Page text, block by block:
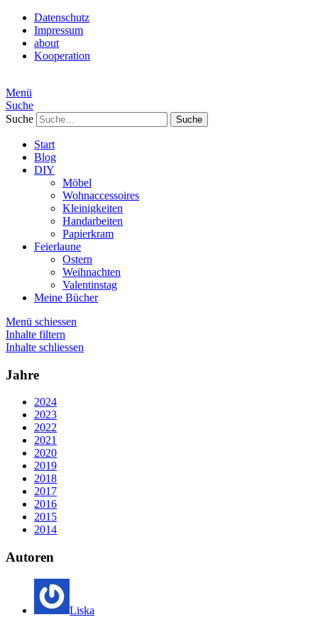
Datenschutz
Impressum
about
Kooperation
Menü
Suche
Suche
Start
Blog
DIY
Möbel
Wohnaccessoires
Kleinigkeiten
Handarbeiten
Papierkram
Feierlaune
Ostern
Weihnachten
Valentinstag
Meine Bücher
Menü schiessen
Inhalte filtern
Inhalte schliessen
Jahre
2024
2023
2022
2021
2020
2019
2018
2017
2016
2015
2014
Autoren
Liska